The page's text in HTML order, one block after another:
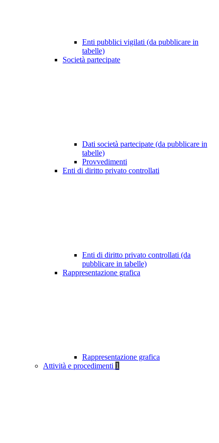
Enti pubblici vigilati (da pubblicare in
tabelle)
Società partecipate
Dati società partecipate (da pubblicare in
tabelle)
Provvedimenti
Enti di diritto privato controllati
Enti di diritto privato controllati (da
pubblicare in tabelle)
Rappresentazione grafica
Rappresentazione grafica
Attività e procedimenti 1